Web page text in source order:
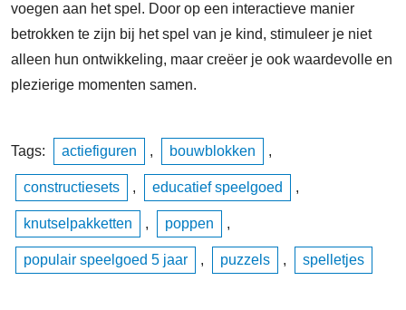
voegen aan het spel. Door op een interactieve manier
betrokken te zijn bij het spel van je kind, stimuleer je niet
alleen hun ontwikkeling, maar creëer je ook waardevolle en
plezierige momenten samen.
Tags: actiefiguren , bouwblokken ,
constructiesets , educatief speelgoed ,
knutselpakketten , poppen ,
populair speelgoed 5 jaar , puzzels , spelletjes